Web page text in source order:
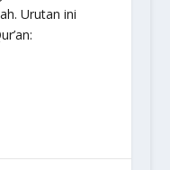
Urutan ini